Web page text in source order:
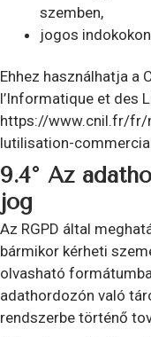
szemben,
jogos
Ehhez használhatja a
l’Informatique et des
https://www.cnil.fr/fr/
lutilisation-
9.4° Az
jog
Az RGPD által
bármikor kérheti
olvasható
adathordozón való
rendszerbe történő